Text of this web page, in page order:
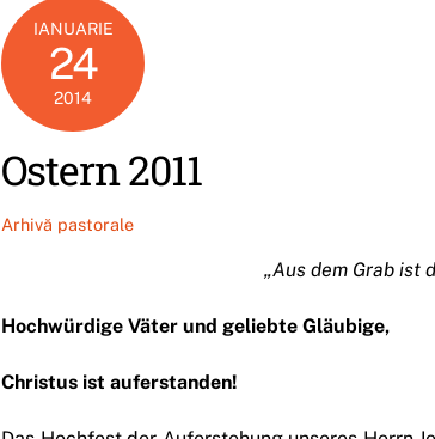
IANUARIE
24
2014
Ostern 2011
Arhivă pastorale
„Aus dem Grab ist
Hochwürdige Väter und geliebte Gläubige,
Christus ist auferstanden!